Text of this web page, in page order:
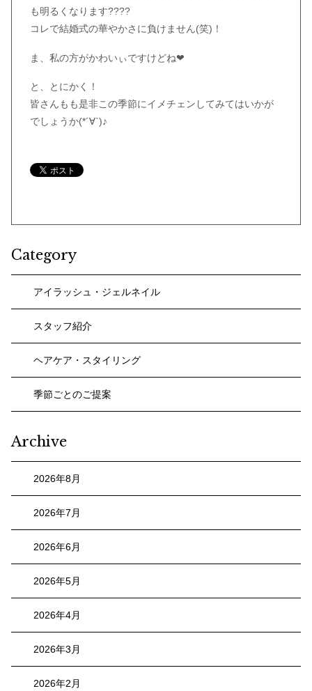
も明るくなります????
コレで結婚式の華やかさに負けません(笑)！
ま、私の方がかわいぃですけどね❤
と、とにかく！
皆さんもも是非この季節にイメチェンしてみてはいかが
でしょうか(*´∀`)♪
Category
アイラッシュ・ジェルネイル
スタッフ紹介
ヘアケア・スタイリング
季節ごとのご提案
Archive
2026年8月
2026年7月
2026年6月
2026年5月
2026年4月
2026年3月
2026年2月